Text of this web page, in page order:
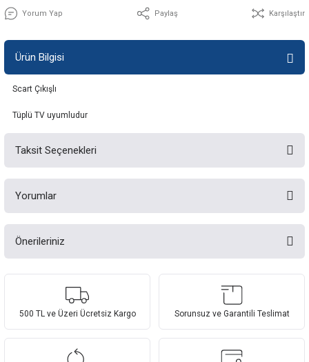
Yorum Yap Paylaş Karşılaştır
Ürün Bilgisi
Scart Çıkışlı
Tüplü TV uyumludur
Taksit Seçenekleri
Yorumlar
Önerileriniz
Bu ürünün fiyat bilgisi, resim, ürün açıklamalarında ve diğer konularda
yetersiz gördüğünüz noktaları öneri formunu kullanarak tarafımıza
Görüş ve önerileriniz için teşekkür ederiz.
Ürün resmi kalitesiz, bozuk veya görüntülenemiyor.
500 TL ve Üzeri Ücretsiz Kargo Sorunsuz ve Garantili Teslimat